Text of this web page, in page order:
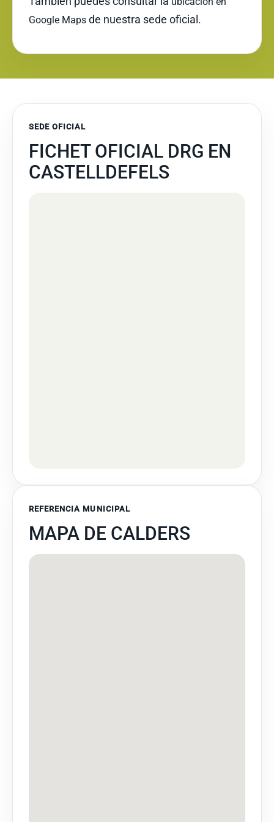
Google Maps de nuestra sede oficial.
SEDE OFICIAL
FICHET OFICIAL DRG EN
CASTELLDEFELS
REFERENCIA MUNICIPAL
MAPA DE CALDERS